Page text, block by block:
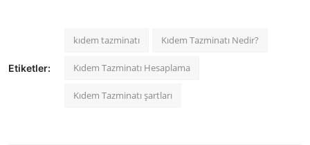
Etiketler:
kıdem tazminatı Kıdem Tazminatı Nedir?
Kıdem Tazminatı Hesaplama
Kıdem Tazminatı şartları